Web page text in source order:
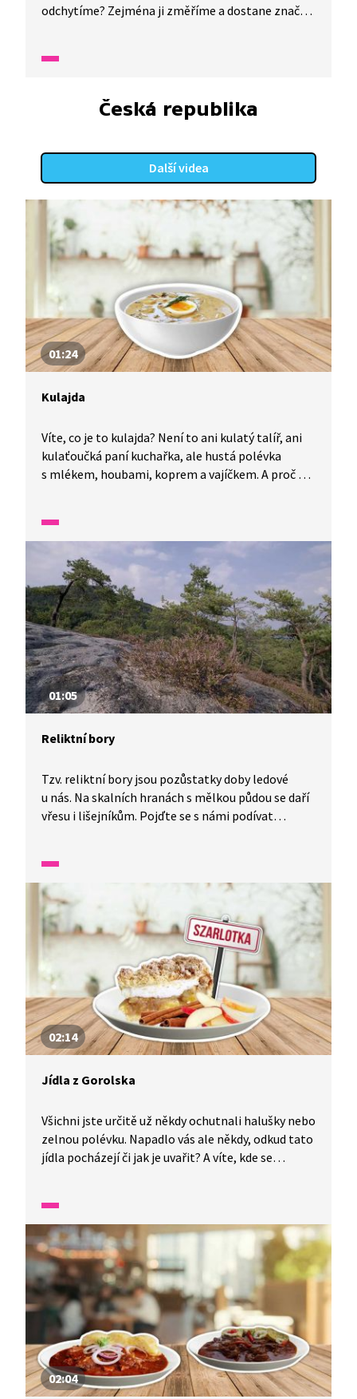
odchytíme? Zejména ji změříme a dostane značku.
neztratí a slouží dál.
Česká republika
Další videa
01:24
Kulajda
Víte, co je to kulajda? Není to ani kulatý talíř, ani
kulaťoučká paní kuchařka, ale hustá polévka
s mlékem, houbami, koprem a vajíčkem. A proč se
01:05
Reliktní bory
Tzv. reliktní bory jsou pozůstatky doby ledové
u nás. Na skalních hranách s mělkou půdou se daří
vřesu i lišejníkům. Pojďte se s námi podívat
zemi.
02:14
Jídla z Gorolska
Všichni jste určitě už někdy ochutnali halušky nebo
zelnou polévku. Napadlo vás ale někdy, odkud tato
jídla pocházejí či jak je uvařit? A víte, kde se
02:04